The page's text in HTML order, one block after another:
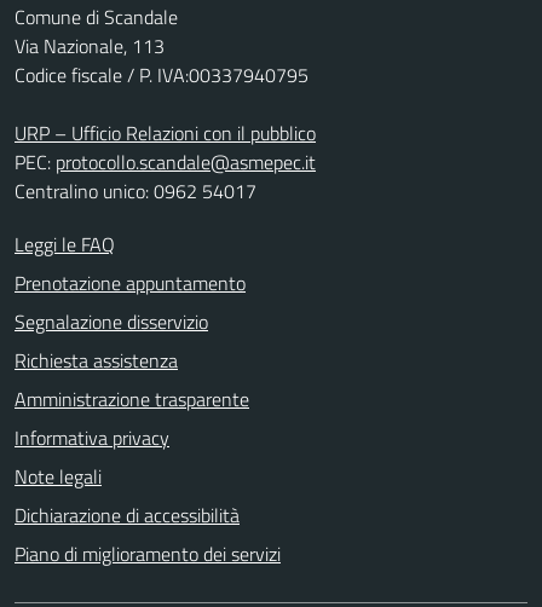
Comune di Scandale
Via Nazionale, 113
Codice fiscale / P. IVA:00337940795
URP – Ufficio Relazioni con il pubblico
PEC: protocollo.scandale@asmepec.it
Centralino unico: 0962 54017
Leggi le FAQ
Prenotazione appuntamento
Segnalazione disservizio
Richiesta assistenza
Amministrazione trasparente
Informativa privacy
Note legali
Dichiarazione di accessibilità
Piano di miglioramento dei servizi